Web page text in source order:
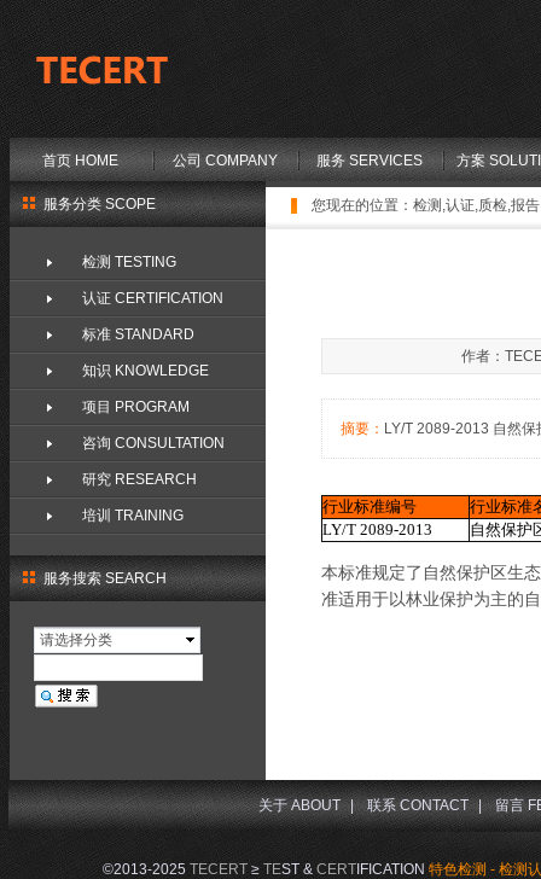
首页 HOME 公司 COMPANY 服务 SERVICES 方案
您现在的位置： 检测,认证,质检,报
服务搜索 SEARCH
请选择分类
作者：
摘要： LY/T 2089-2013 自然
行业标准编号
行业标准
LY/T 2089-2013
自然保护
本标准规定了自然保护区生
准适用于以林业保护为主的
服务分类 SCOPE
检测 TESTING
认证 CERTIFICATION
标准 STANDARD
知识 KNOWLEDGE
项目 PROGRAM
咨询 CONSULTATION
研究 RESEARCH
培训 TRAINING
©2013-2025 TECERT≥ TEST & CERTIFICATION 特色检测 - 检测
关于 ABOUT | 联系 CONTACT | 留言